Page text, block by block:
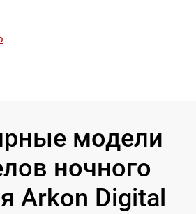
модели
ночного
Arkon Digital